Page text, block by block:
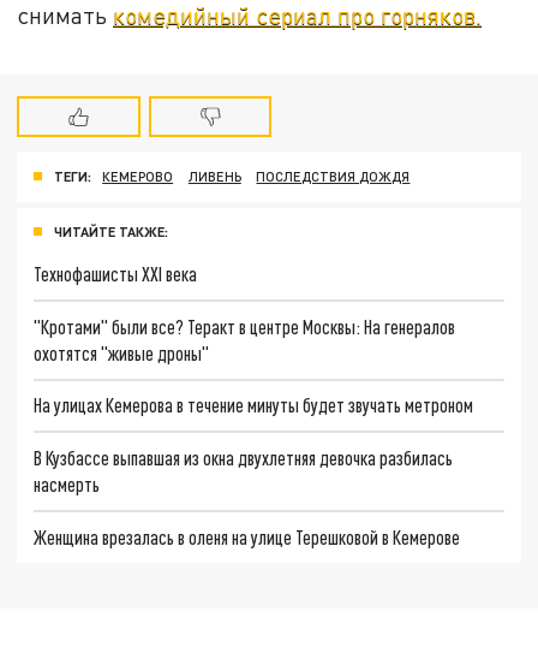
снимать комедийный сериал про горняков.
ТЕГИ: КЕМЕРОВО ЛИВЕНЬ ПОСЛЕДСТВИЯ ДОЖДЯ
ЧИТАЙТЕ ТАКЖЕ:
Технофашисты XXI века
"Кротами" были все? Теракт в центре Москвы: На генералов
охотятся "живые дроны"
На улицах Кемерова в течение минуты будет звучать метроном
В Кузбассе выпавшая из окна двухлетняя девочка разбилась
насмерть
Женщина врезалась в оленя на улице Терешковой в Кемерове